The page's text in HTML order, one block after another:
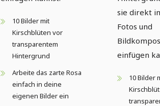
10 Bilder mit
Kirschblüten vor
transparentem
Hintergrund
Arbeite das zarte Rosa
einfach in deine
eigenen Bilder ein
sie direkt
Fotos und
einfügen
10 Bilder